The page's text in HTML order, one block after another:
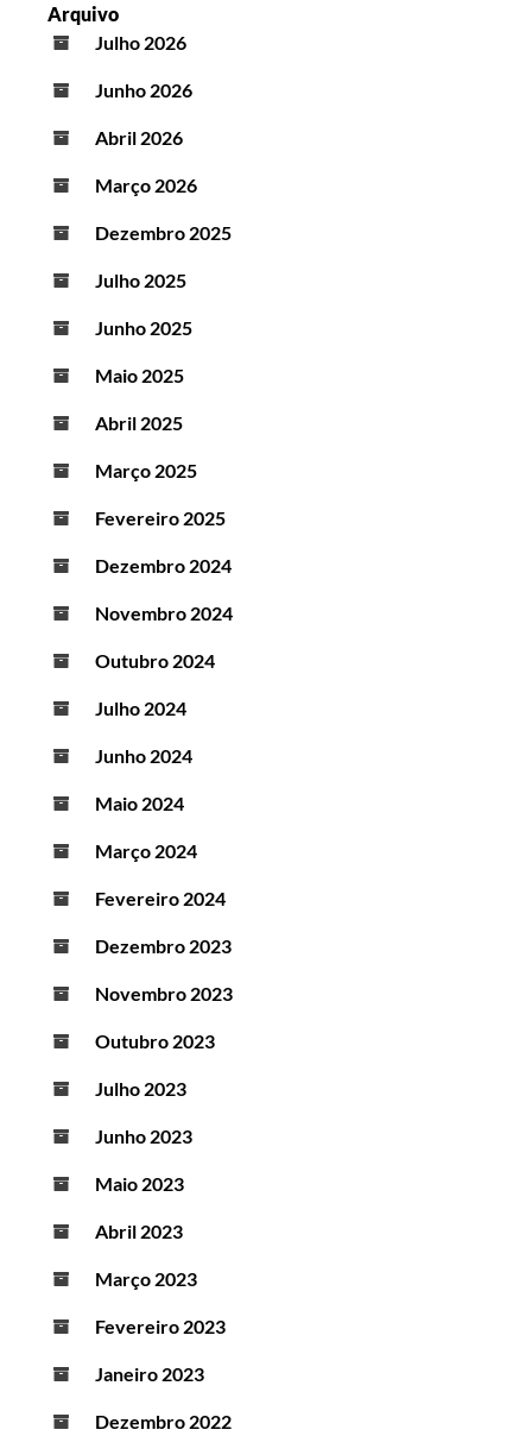
Arquivo
Julho 2026
Junho 2026
Abril 2026
Março 2026
Dezembro 2025
Julho 2025
Junho 2025
Maio 2025
Abril 2025
Março 2025
Fevereiro 2025
Dezembro 2024
Novembro 2024
Outubro 2024
Julho 2024
Junho 2024
Maio 2024
Março 2024
Fevereiro 2024
Dezembro 2023
Novembro 2023
Outubro 2023
Julho 2023
Junho 2023
Maio 2023
Abril 2023
Março 2023
Fevereiro 2023
Janeiro 2023
Dezembro 2022